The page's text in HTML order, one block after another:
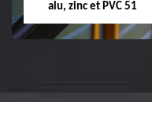
alu, zinc et PVC 51